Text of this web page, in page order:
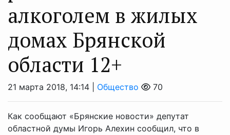
алкоголем в жилых
домах Брянской
области 12+
21 марта 2018, 14:14 | Общество 70
Как сообщают «Брянские новости» депутат
областной думы Игорь Алехин сообщил, что в